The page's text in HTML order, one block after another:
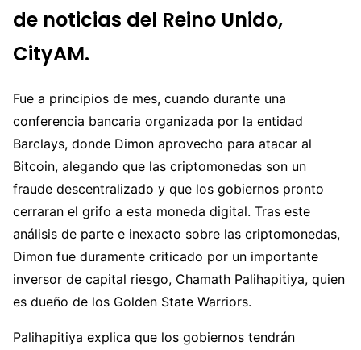
de noticias del Reino Unido,
CityAM.
Fue a principios de mes, cuando durante una
conferencia bancaria organizada por la entidad
Barclays, donde Dimon aprovecho para atacar al
Bitcoin, alegando que las criptomonedas son un
fraude descentralizado y que los gobiernos pronto
cerraran el grifo a esta moneda digital. Tras este
análisis de parte e inexacto sobre las criptomonedas,
Dimon fue duramente criticado por un importante
inversor de capital riesgo, Chamath Palihapitiya, quien
es dueño de los Golden State Warriors.
Palihapitiya explica que los gobiernos tendrán